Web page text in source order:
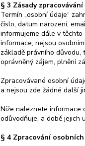
§ 3 Zásady
Termín „osobní údaje“
číslo, datum narození,
informujeme dále v těchto
informace, nejsou
základě právního důvodu,
oprávněný zájem, plnění
Zpracovávané osobní
a nejsou zde žádné další
Níže naleznete informace
odůvodňuje, a době jejich
§ 4 Zpracování